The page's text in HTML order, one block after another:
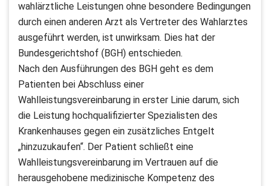
wahlärztliche Leistungen ohne besondere Bedingungen
durch einen anderen Arzt als Vertreter des Wahlarztes
ausgeführt werden, ist unwirksam. Dies hat der
Bundesgerichtshof (BGH) entschieden.
Nach den Ausführungen des BGH geht es dem
Patienten bei Abschluss einer
Wahlleistungsvereinbarung in erster Linie darum, sich
die Leistung hochqualifizierter Spezialisten des
Krankenhauses gegen ein zusätzliches Entgelt
„hinzuzukaufen“. Der Patient schließt eine
Wahlleistungsvereinbarung im Vertrauen auf die
herausgehobene medizinische Kompetenz des